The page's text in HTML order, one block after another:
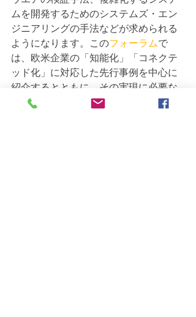
ムを開発するためのシステムズ・エン
ジニアリングの手法などが求められる
ようになります。このフォーラムで
は、欧米企業の「知能化」「コネクテ
ッド化」に対応した先行事例を中心に
紹介するとともに、その実現に必要な
開発手法について考えます。